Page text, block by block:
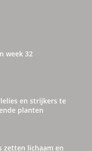
week 32
en strijkers te
planten
zetten lichaam en